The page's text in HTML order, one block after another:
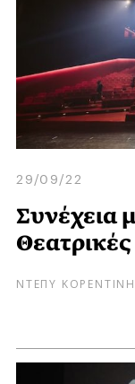
29/09/22
Συνέχεια
ΝΤΕΠΥ ΚΟΡΕΝΤΙΝΗ